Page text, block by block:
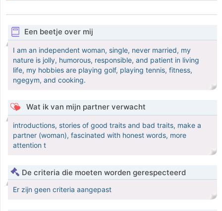
Een beetje over mij
I am an independent woman, single, never married, my
nature is jolly, humorous, responsible, and patient in living
life, my hobbies are playing golf, playing tennis, fitness,
ngegym, and cooking.
Wat ik van mijn partner verwacht
introductions, stories of good traits and bad traits, make a
partner (woman), fascinated with honest words, more
attention t
De criteria die moeten worden gerespecteerd
Er zijn geen criteria aangepast